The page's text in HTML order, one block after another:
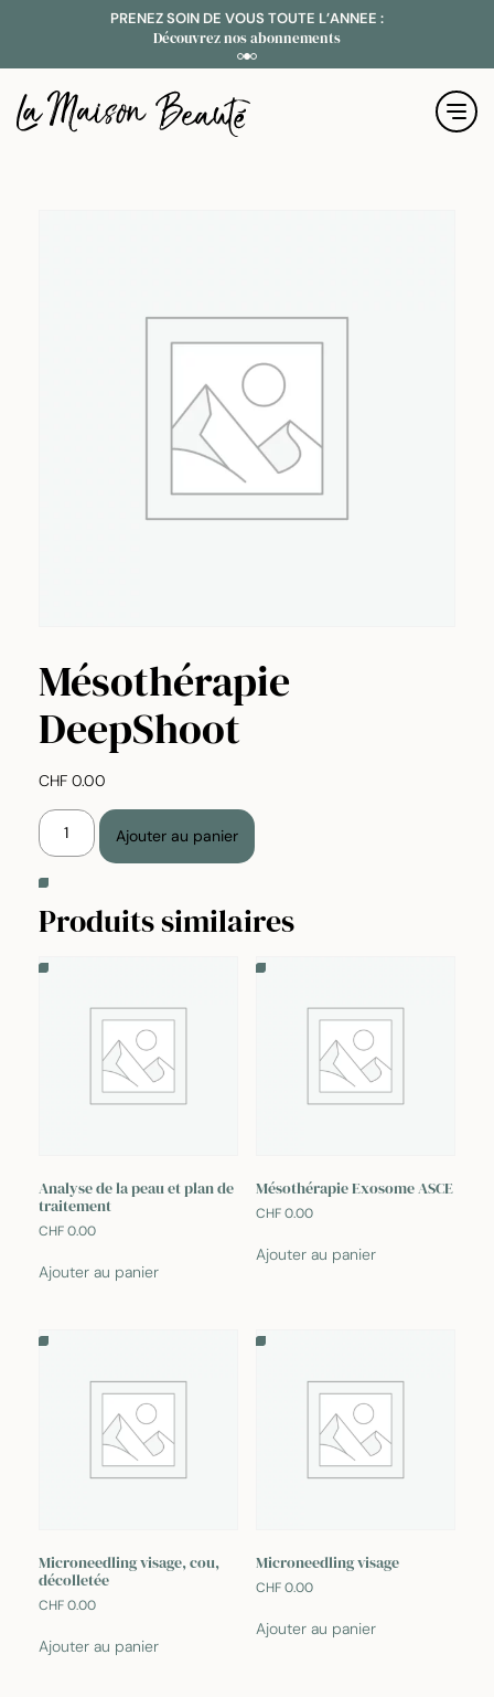
PRENEZ SOIN DE VOUS TOUTE L’ANNEE :
Découvrez nos abonnements
Mésothérapie
DeepShoot
CHF 0.00
quantité
de
Mésothérapie
DeepShoot
Ajouter au panier
Alternative:
Produits similaires
Analyse de la peau et plan de
traitement
CHF0.00
Ajouter au panier
Mésothérapie Exosome ASCE
CHF0.00
Ajouter au panier
Microneedling visage, cou,
décolletée
CHF0.00
Ajouter au panier
Microneedling visage
CHF0.00
Ajouter au panier